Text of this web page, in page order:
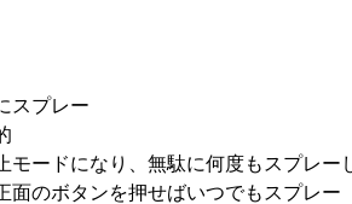
スプレー
ードになり、無駄に何度もスプレー
面のボタンを押せばいつでもスプレー